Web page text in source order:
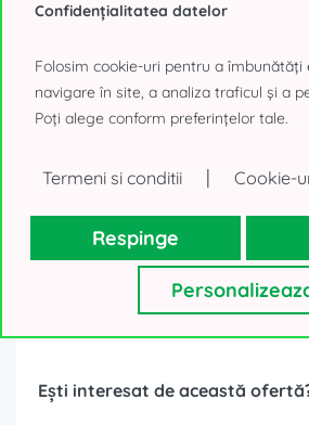
Ești interesat de această
Confidențialitatea datelor
Folosim cookie-uri pentru a îmbunătăți
navigare în site, a analiza traficul și a
Poți alege conform preferințelor tale.
Termeni si conditii | Cookie-
Respinge